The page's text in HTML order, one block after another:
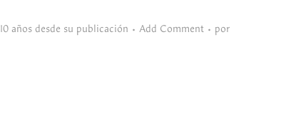
10 años desde su publicación Add Comment por